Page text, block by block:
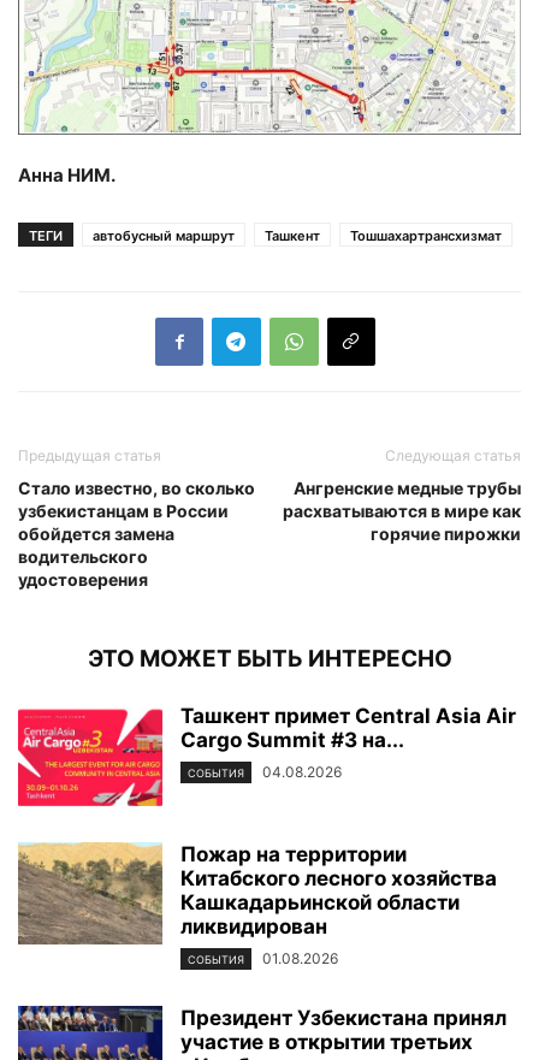
Анна НИМ.
ТЕГИ автобусный маршрут Ташкент Тошшахартрансхизмат
Предыдущая статья
Стало известно, во сколько
узбекистанцам в России
обойдется замена
водительского
удостоверения
Следующая статья
Ангренские медные трубы
расхватываются в мире как
горячие пирожки
ЭТО МОЖЕТ БЫТЬ ИНТЕРЕСНО
Ташкент примет Central Asia Air
Cargo Summit #3 на...
СОБЫТИЯ 04.08.2026
Пожар на территории
Китабского лесного хозяйства
Кашкадарьинской области
ликвидирован
СОБЫТИЯ 01.08.2026
Президент Узбекистана принял
участие в открытии третьих